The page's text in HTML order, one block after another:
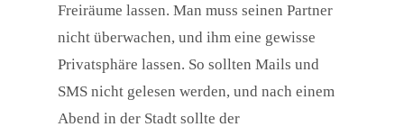
Freiräume lassen. Man muss seinen Partner
nicht überwachen, und ihm eine gewisse
Privatsphäre lassen. So sollten Mails und
SMS nicht gelesen werden, und nach einem
Abend in der Stadt sollte der